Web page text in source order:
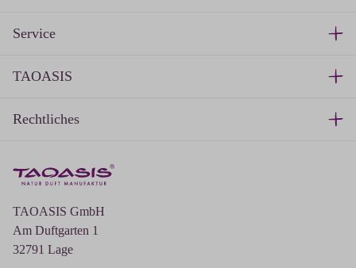
TAOASIS GmbH
Am Duftgarten 1
32791 Lage
Service
TAOASIS
Rechtliches